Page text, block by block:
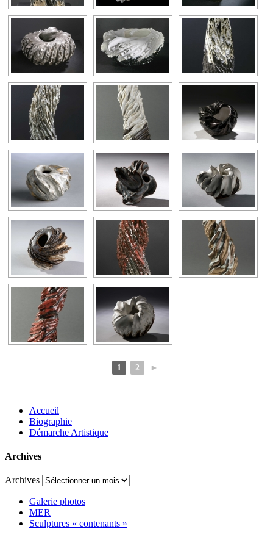
1 2 ►
Accueil
Biographie
Démarche Artistique
Archives
Archives
Galerie photos
MER
Sculptures « contenants »